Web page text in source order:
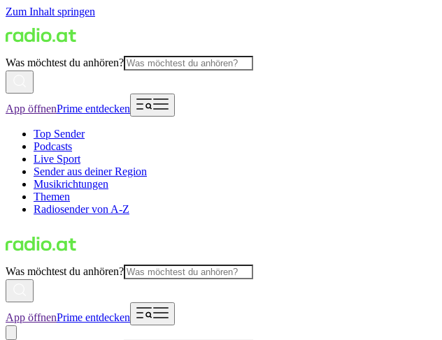
Zum Inhalt springen
Was möchtest du anhören?
App öffnenPrime entdecken
Top Sender
Podcasts
Live Sport
Sender aus deiner Region
Musikrichtungen
Themen
Radiosender von A-Z
Was möchtest du anhören?
App öffnenPrime entdecken